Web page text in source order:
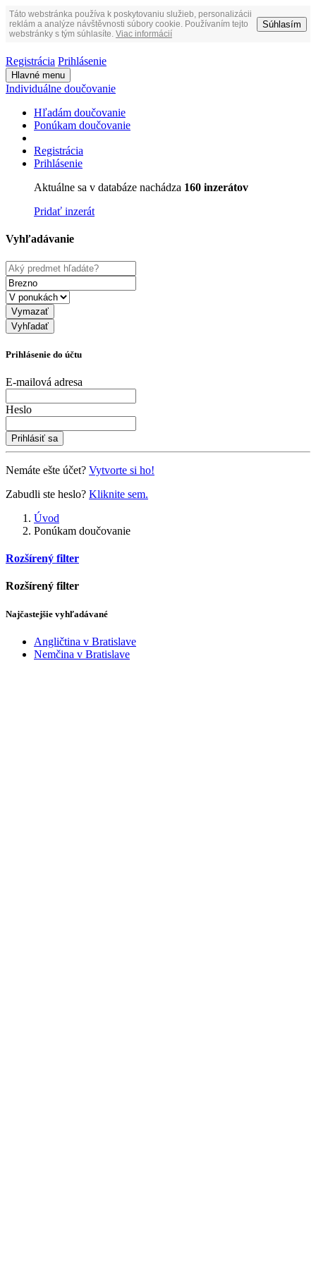
Táto webstránka používa k poskytovaniu služieb, personalizácii
reklám a analýze návštěvnosti súbory cookie. Používaním tejto
webstránky s tým súhlasíte. Viac informácií
Súhlasím
Registrácia Prihlásenie
Hlavné menu
Individuálne doučovanie
Hľadám doučovanie
Ponúkam doučovanie
Registrácia
Prihlásenie
Aktuálne sa v databáze nachádza 160 inzerátov
Pridať inzerát
Vyhľadávanie
Vymazať
Vyhľadať
Prihlásenie do účtu
E-mailová adresa
Heslo
Prihlásiť sa
Nemáte ešte účet? Vytvorte si ho!
Zabudli ste heslo? Kliknite sem.
Úvod
Ponúkam doučovanie
Rozšírený filter
Rozšírený filter
Najčastejšie vyhľadávané
Angličtina v Bratislave
Nemčina v Bratislave